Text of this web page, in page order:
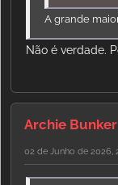
A grande
Não é verdade.
Archie Bunker
02 de Junho de 2026,